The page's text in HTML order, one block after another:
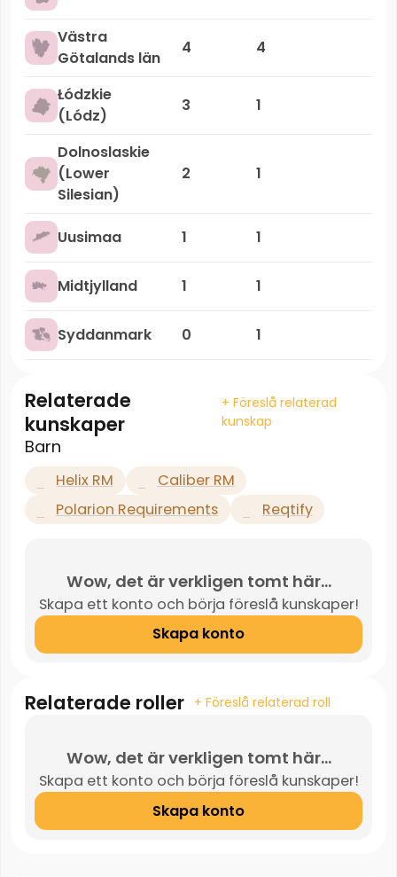
Västra
Götalands län
4 4
Łódzkie
(Lódz)
3 1
Dolnoslaskie
(Lower
Silesian)
2 1
Uusimaa 1 1
Midtjylland 1 1
Syddanmark 0 1
Relaterade
kunskaper
+ Föreslå relaterad
kunskap
Barn
Helix RM
Caliber RM
Polarion Requirements
Reqtify
Wow, det är verkligen tomt här...
Skapa ett konto och börja föreslå kunskaper!
Skapa konto
Relaterade roller + Föreslå relaterad roll
Wow, det är verkligen tomt här...
Skapa ett konto och börja föreslå kunskaper!
Skapa konto